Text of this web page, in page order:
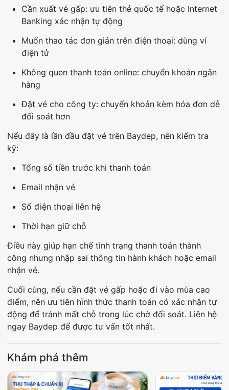
Cần xuất vé gấp: ưu tiên thẻ quốc tế hoặc Internet
Banking xác nhận tự động
Muốn thao tác đơn giản trên điện thoại: dùng ví
điện tử
Không quen thanh toán online: chuyển khoản ngân
hàng
Đặt vé cho công ty: chuyển khoản kèm hóa đơn dễ
đối soát hơn
Nếu đây là lần đầu đặt vé trên Baydep, nên kiểm tra
kỹ:
Tổng số tiền trước khi thanh toán
Email nhận vé
Số điện thoại liên hệ
Thời hạn giữ chỗ
Điều này giúp hạn chế tình trạng thanh toán thành
công nhưng nhập sai thông tin hành khách hoặc email
nhận vé.
Cuối cùng, nếu cần đặt vé gấp hoặc đi vào mùa cao
điểm, nên ưu tiên hình thức thanh toán có xác nhận tự
động để tránh mất chỗ trong lúc chờ đối soát. Liên hệ
ngay Baydep để được tư vấn tốt nhất.
Khám phá thêm